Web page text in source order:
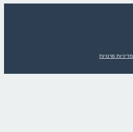
מדיניות פרטיות